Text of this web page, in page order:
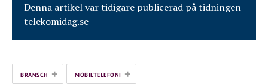
Denna artikel var tidigare publicerad på tidningen
telekomidag.se
BRANSCH + MOBILTELEFONI +